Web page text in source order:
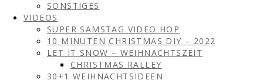
SONSTIGES
VIDEOS
SUPER SAMSTAG VIDEO HOP
10 MINUTEN CHRISTMAS DIY – 2022
LET IT SNOW – WEIHNACHTSZEIT
CHRISTMAS RALLEY
30+1 WEIHNACHTSIDEEN